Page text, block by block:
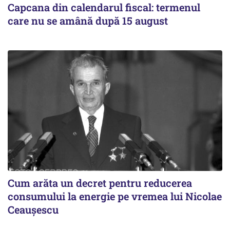
Capcana din calendarul fiscal: termenul
care nu se amână după 15 august
Cum arăta un decret pentru reducerea
consumului la energie pe vremea lui Nicolae
Ceaușescu